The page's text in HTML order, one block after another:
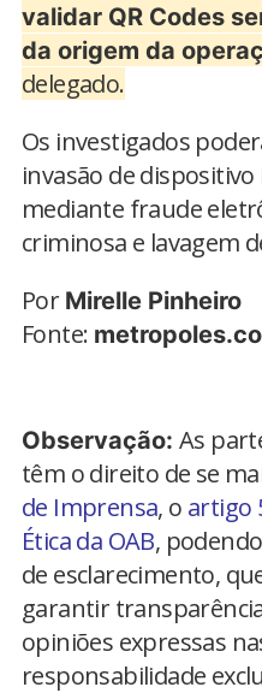
validar QR Codes
da origem da
delegado.
Os investigados
invasão de
mediante fraude
criminosa e lavagem
Por Mirelle Pinheiro
Fonte:
Observação: As
têm o direito de se
de Imprensa, o artigo
Ética da OAB,
de esclarecimento,
garantir
opiniões expressas
responsabilidade